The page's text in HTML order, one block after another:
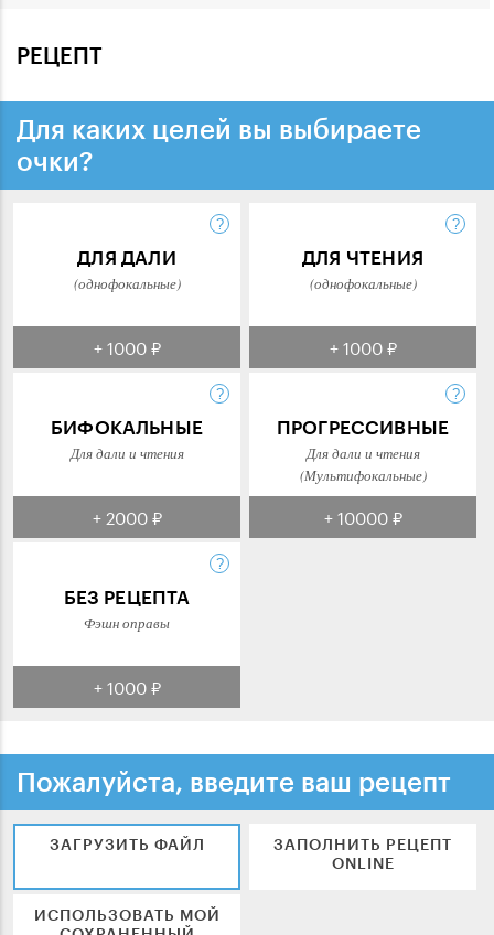
РЕЦЕПТ
Для каких целей вы выбираете
очки?
ДЛЯ ДАЛИ
(однофокальные)
+ 1000 ₽
ДЛЯ ЧТЕНИЯ
(однофокальные)
+ 1000 ₽
БИФОКАЛЬНЫЕ
Для дали и чтения
+ 2000 ₽
ПРОГРЕССИВНЫЕ
Для дали и чтения
(Мультифокальные)
+ 10000 ₽
БЕЗ РЕЦЕПТА
Фэшн оправы
+ 1000 ₽
Пожалуйста, введите ваш рецепт
ЗАГРУЗИТЬ ФАЙЛ
ЗАПОЛНИТЬ РЕЦЕПТ
ONLINE
ИСПОЛЬЗОВАТЬ МОЙ